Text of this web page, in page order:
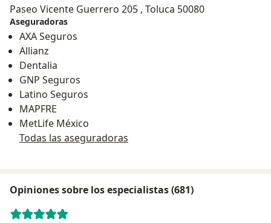
Paseo Vicente Guerrero 205 , Toluca 50080
Aseguradoras
AXA Seguros
Allianz
Dentalia
GNP Seguros
Latino Seguros
MAPFRE
MetLife México
Todas las aseguradoras
Opiniones sobre los especialistas (681)